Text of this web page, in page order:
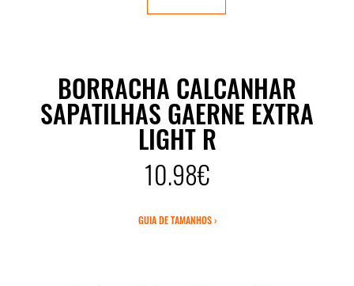
BORRACHA CALCANHAR
SAPATILHAS GAERNE EXTRA
LIGHT R
10.98€
GUIA DE TAMANHOS ›